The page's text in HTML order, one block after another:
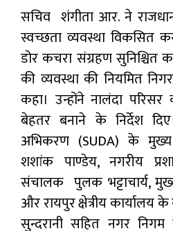
सचिव शंगीता आर. ने
स्वच्छता व्यवस्था विकसित
डोर कचरा संग्रहण सुनिश्चित
की व्यवस्था की नियमित
कहा। उन्होंने नालंदा
बेहतर बनाने के निर्देश
अभिकरण (SUDA) के मुख्य
शशांक पाण्डेय, नगरीय
संचालक पुलक भट्टाचार्य,
और रायपुर क्षेत्रीय
सुन्दरानी सहित नगर